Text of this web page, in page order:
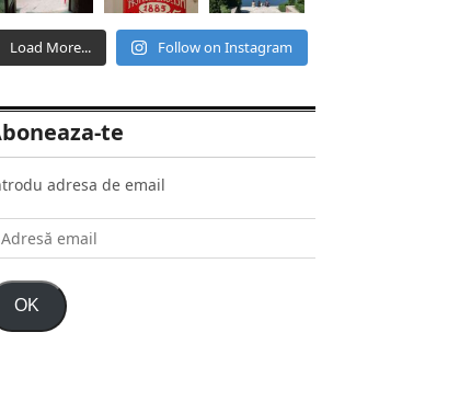
Load More... Follow on Instagram
te
adresa de email
OK